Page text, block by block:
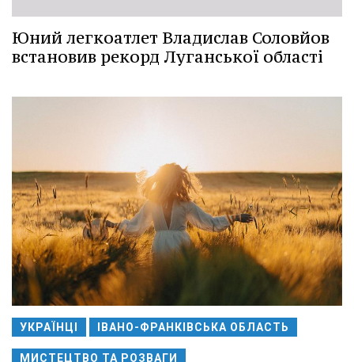
Юний легкоатлет Владислав Соловйов
встановив рекорд Луганської області
УКРАЇНЦІ ІВАНО-ФРАНКІВСЬКА ОБЛАСТЬ
МИСТЕЦТВО ТА РОЗВАГИ